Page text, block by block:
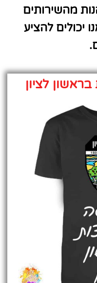
מהשירותים
יכולים להציע
לציון